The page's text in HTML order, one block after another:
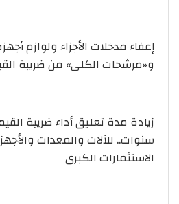
إعفاء مدخلات الأجزاء ولوازم
و«مرشحات الكلى» من ضريبة
سنوات.. للآلات والمعدات
الاستثمارات الكبرى